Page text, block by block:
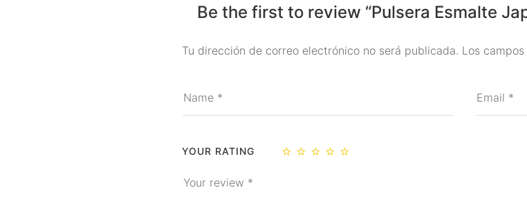
Be the first to review “Pulsera Esmalte
Tu dirección de correo electrónico no será publicada. Los
YOUR RATING